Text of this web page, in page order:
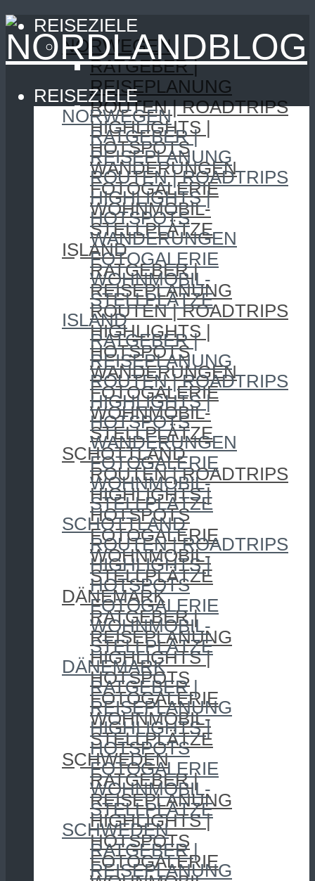
REISEZIELE
NORWEGEN
RATGEBER |
REISEPLANUNG
ROUTEN | ROADTRIPS
HIGHLIGHTS |
HOTSPOTS
WANDERUNGEN
FOTOGALERIE
WOHNMOBIL-
STELLPLÄTZE
ISLAND
RATGEBER |
REISEPLANUNG
ROUTEN | ROADTRIPS
HIGHLIGHTS |
HOTSPOTS
WANDERUNGEN
FOTOGALERIE
WOHNMOBIL-
STELLPLÄTZE
SCHOTTLAND
ROUTEN | ROADTRIPS
HIGHLIGHTS |
HOTSPOTS
FOTOGALERIE
WOHNMOBIL-
STELLPLÄTZE
DÄNEMARK
RATGEBER |
REISEPLANUNG
HIGHLIGHTS |
HOTSPOTS
FOTOGALERIE
WOHNMOBIL-
STELLPLÄTZE
SCHWEDEN
RATGEBER |
REISEPLANUNG
HIGHLIGHTS |
HOTSPOTS
FOTOGALERIE
REISEZIELE
NORWEGEN
RATGEBER |
REISEPLANUNG
ROUTEN | ROADTRIPS
HIGHLIGHTS |
HOTSPOTS
WANDERUNGEN
FOTOGALERIE
WOHNMOBIL-
STELLPLÄTZE
ISLAND
RATGEBER |
REISEPLANUNG
ROUTEN | ROADTRIPS
HIGHLIGHTS |
HOTSPOTS
WANDERUNGEN
FOTOGALERIE
WOHNMOBIL-
STELLPLÄTZE
SCHOTTLAND
ROUTEN | ROADTRIPS
HIGHLIGHTS |
HOTSPOTS
FOTOGALERIE
WOHNMOBIL-
STELLPLÄTZE
DÄNEMARK
RATGEBER |
REISEPLANUNG
HIGHLIGHTS |
HOTSPOTS
FOTOGALERIE
WOHNMOBIL-
STELLPLÄTZE
SCHWEDEN
RATGEBER |
REISEPLANUNG